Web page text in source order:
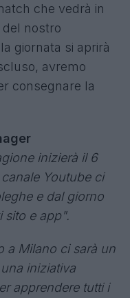
che vedrà in
nostro
giornata si aprirà
avremo
consegnare la
inizierà il 6
Youtube ci
e dal giorno
sito e app".
a Milano ci sarà un
iniziativa
apprendere tutti i